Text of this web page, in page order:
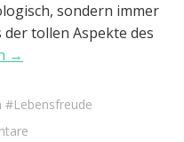
sondern immer
tollen Aspekte des
→
Lebensfreude